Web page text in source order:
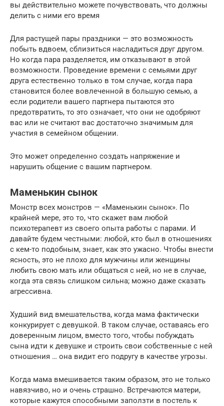
вы действительно можете почувствовать, что должны
делить с ними его время
Для растущей пары праздники — это возможность
побыть вдвоем, сблизиться насладиться друг другом.
Но когда пара разделяется, им отказывают в этой
возможности. Проведение времени с семьями друг
друга естественно только в том случае, когда пара
становится более вовлеченной в большую семью, а
если родители вашего партнера пытаются это
предотвратить, то это означает, что они не одобряют
вас или не считают вас достаточно значимым для
участия в семейном общении.
Это может определенно создать напряжение и
нарушить общение с вашим партнером.
Маменькин сынок
Монстр всех монстров — «Маменькин сынок». По
крайней мере, это то, что скажет вам любой
психотерапевт из своего опыта работы с парами. И
давайте будем честными: любой, кто был в отношениях
с кем-то подобным, знает, как это ужасно. Чтобы внести
ясность, это не плохо для мужчины или женщины
любить свою мать или общаться с ней, но не в случае,
когда эта связь слишком сильна; можно даже сказать
агрессивна.
Худший вид вмешательства, когда мама фактически
конкурирует с девушкой. В таком случае, оставаясь его
доверенным лицом, вместо того, чтобы побуждать
сына идти к девушке и строить свои собственные с ней
отношения … она видит его подругу в качестве угрозы.
Когда мама вмешивается таким образом, это не только
навязчиво, но и очень страшно. Встречаются матери,
которые кажутся способными заползти в постель к